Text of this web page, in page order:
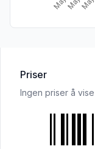
Priser
Ingen priser å vise